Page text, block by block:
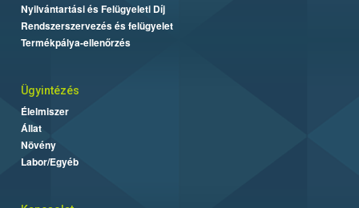
Nyilvántartási és Felügyeleti Díj
Rendszerszervezés és felügyelet
Termékpálya-ellenőrzés
Ügyintézés
Élelmiszer
Állat
Növény
Labor/Egyéb